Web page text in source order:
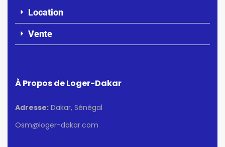
Location
Vente
À Propos de Loger-Dakar
Adresse: Dakar, Sénégal
Osm@loger-dakar.com